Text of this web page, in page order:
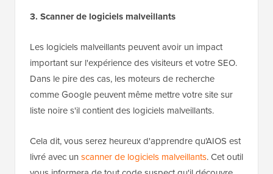
3. Scanner de logiciels malveillants
Les logiciels malveillants peuvent avoir un impact
important sur l'expérience des visiteurs et votre SEO.
Dans le pire des cas, les moteurs de recherche
comme Google peuvent même mettre votre site sur
liste noire s'il contient des logiciels malveillants.
Cela dit, vous serez heureux d'apprendre qu'AIOS est
livré avec un scanner de logiciels malveillants. Cet outil